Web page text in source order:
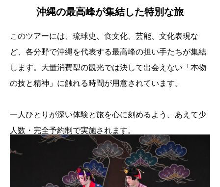
沖縄の最高峰が集結した特別な旅
このツアーには、琉球史、食文化、芸能、文化表現な
ど、各分野で沖縄を代表する最高峰の担い手たちが集結
します。大量消費型の観光では決して出会えない「本物
の技と精神」に触れる時間が用意されています。
一人ひとりが深い体験と旅を心に刻めるよう、あえて少
人数・完全予約制で実施されます。